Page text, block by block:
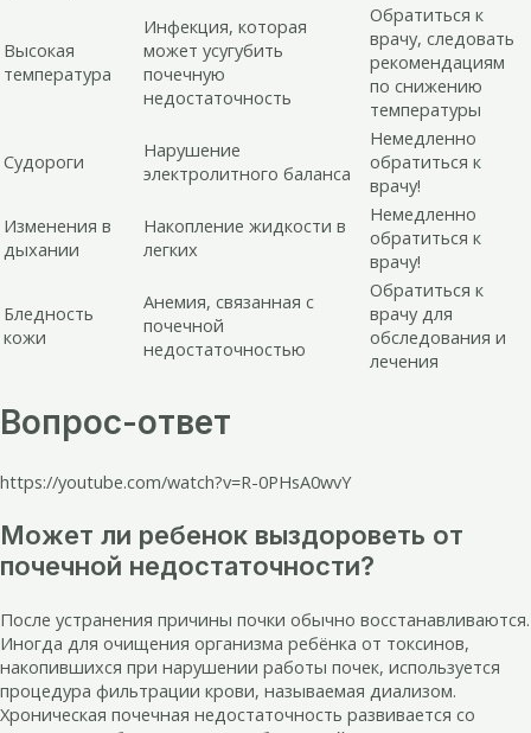
Высокая
температура
Инфекция, которая
может усугубить
почечную
недостаточность
Обратиться к
врачу, следовать
рекомендациям
по снижению
температуры
Судороги
Нарушение
электролитного баланса
Немедленно
обратиться к
врачу!
Изменения в
дыхании
Накопление жидкости в
легких
Немедленно
обратиться к
врачу!
Бледность
кожи
Анемия, связанная с
почечной
недостаточностью
Обратиться к
врачу для
обследования и
лечения
Вопрос-ответ
https://youtube.com/watch?v=R-0PHsA0wvY
Может ли ребенок выздороветь от
почечной недостаточности?
После устранения причины почки обычно восстанавливаются.
Иногда для очищения организма ребёнка от токсинов,
накопившихся при нарушении работы почек, используется
процедура фильтрации крови, называемая диализом.
Хроническая почечная недостаточность развивается со